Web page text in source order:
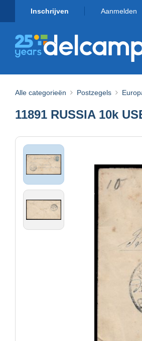
Inschrijven Aanmelden
Alle categorieën Postzegels
11891 RUSSIA 10k